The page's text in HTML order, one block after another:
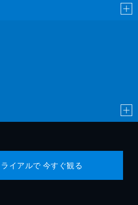
イアルで 今すぐ観る